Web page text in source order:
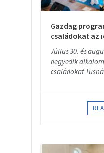
Gazdag
családokat az
Július 30. és
negyedik
családokat